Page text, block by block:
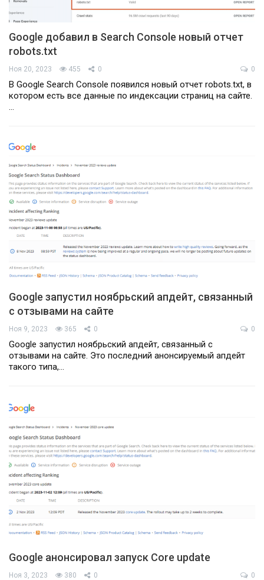
Google добавил в Search Console новый отчет
robots.txt
Ноя 20, 2023 455 0 0
В Google Search Console появился новый отчет robots.txt, в
котором есть все данные по индексации страниц на сайте.
…
Google запустил ноябрьский апдейт, связанный
с отзывами на сайте
Ноя 9, 2023 365 0 0
Google запустил ноябрьский апдейт, связанный с
отзывами на сайте. Это последний анонсируемый апдейт
такого типа,…
Google анонсировал запуск Core update
Ноя 3, 2023 380 0 0